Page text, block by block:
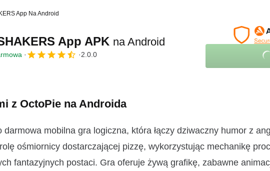
App Na Android
App APK na Android
2.0.0
z OctoPie na Androida
mobilna gra logiczna, która łączy dziwaczny humor z
ośmiornicy dostarczającej pizzę, wykorzystując mechanikę
fantazyjnych postaci. Gra oferuje żywą grafikę, zabawne